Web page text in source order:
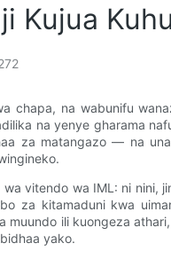
Kujua
chapa, na wabunifu
na yenye gharama
za matangazo — na
vitendo wa IML: ni nini,
za kitamaduni kwa
ili kuongeza
yako.